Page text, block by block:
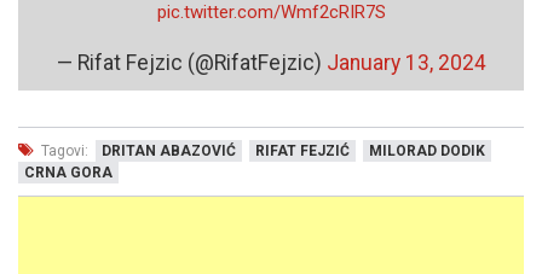
pic.twitter.com/Wmf2cRIR7S
— Rifat Fejzic (@RifatFejzic) January 13, 2024
Tagovi: DRITAN ABAZOVIĆ RIFAT FEJZIĆ
MILORAD DODIK
CRNA GORA